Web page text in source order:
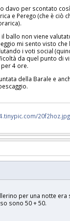
davo per scontato
e Perego (che è ciò
ballo non viene
mi sento visto che
i voti social
da quel punto di
4 ore.
della Barale e
per una notte
sono 50 + 50.